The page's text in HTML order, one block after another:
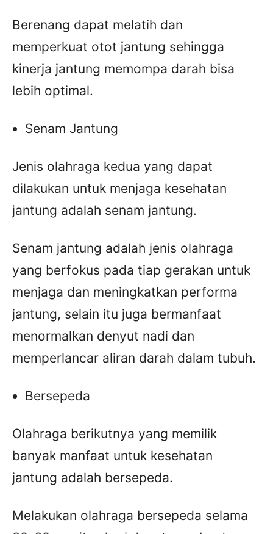
Berenang dapat melatih dan
memperkuat otot jantung sehingga
kinerja jantung memompa darah bisa
lebih optimal.
Senam Jantung
Jenis olahraga kedua yang dapat
dilakukan untuk menjaga kesehatan
jantung adalah senam jantung.
Senam jantung adalah jenis olahraga
yang berfokus pada tiap gerakan untuk
menjaga dan meningkatkan performa
jantung, selain itu juga bermanfaat
menormalkan denyut nadi dan
memperlancar aliran darah dalam tubuh.
Bersepeda
Olahraga berikutnya yang memilik
banyak manfaat untuk kesehatan
jantung adalah bersepeda.
Melakukan olahraga bersepeda selama